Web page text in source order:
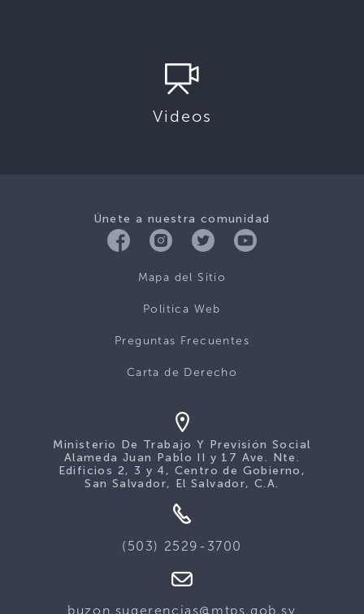
Videos
Únete a nuestra comunidad
Mapa del Sitio
Politica Web
Preguntas Frecuentes
Carta de Derecho
Ministerio De Trabajo Y Previsión Social
Alameda Juan Pablo II y 17 Ave. Nte.
Edificios 2, 3 y 4, Centro de Gobierno,
San Salvador, El Salvador, C.A.
(503) 2529-3700
buzon.sugerencias@mtps.gob.sv